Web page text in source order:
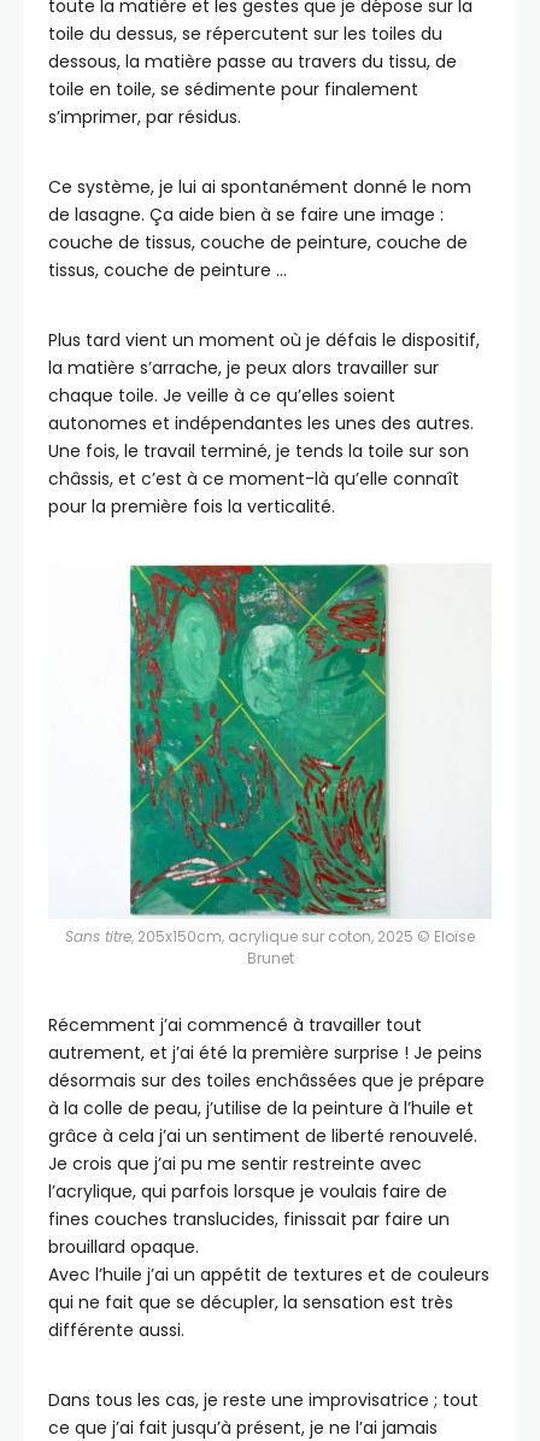
toute la matière et les gestes que je dépose sur la
toile du dessus, se répercutent sur les toiles du
dessous, la matière passe au travers du tissu, de
toile en toile, se sédimente pour finalement
s’imprimer, par résidus.
Ce système, je lui ai spontanément donné le nom
de lasagne. Ça aide bien à se faire une image :
couche de tissus, couche de peinture, couche de
tissus, couche de peinture …
Plus tard vient un moment où je défais le dispositif,
la matière s’arrache, je peux alors travailler sur
chaque toile. Je veille à ce qu’elles soient
autonomes et indépendantes les unes des autres.
Une fois, le travail terminé, je tends la toile sur son
châssis, et c’est à ce moment-là qu’elle connaît
pour la première fois la verticalité.
Sans titre, 205x150cm, acrylique sur coton, 2025 © Eloïse
Brunet
Récemment j’ai commencé à travailler tout
autrement, et j’ai été la première surprise ! Je peins
désormais sur des toiles enchâssées que je prépare
à la colle de peau, j’utilise de la peinture à l’huile et
grâce à cela j’ai un sentiment de liberté renouvelé.
Je crois que j’ai pu me sentir restreinte avec
l’acrylique, qui parfois lorsque je voulais faire de
fines couches translucides, finissait par faire un
brouillard opaque.
Avec l’huile j’ai un appétit de textures et de couleurs
qui ne fait que se décupler, la sensation est très
différente aussi.
Dans tous les cas, je reste une improvisatrice ; tout
ce que j’ai fait jusqu’à présent, je ne l’ai jamais